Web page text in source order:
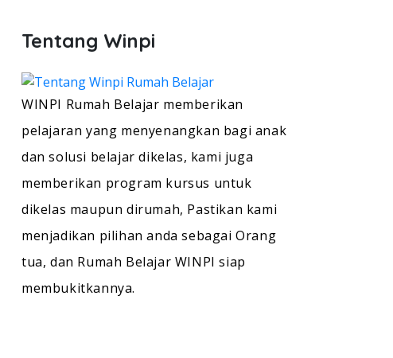
Tentang Winpi
WINPI Rumah Belajar memberikan
pelajaran yang menyenangkan bagi anak
dan solusi belajar dikelas, kami juga
memberikan program kursus untuk
dikelas maupun dirumah, Pastikan kami
menjadikan pilihan anda sebagai Orang
tua, dan Rumah Belajar WINPI siap
membukitkannya.